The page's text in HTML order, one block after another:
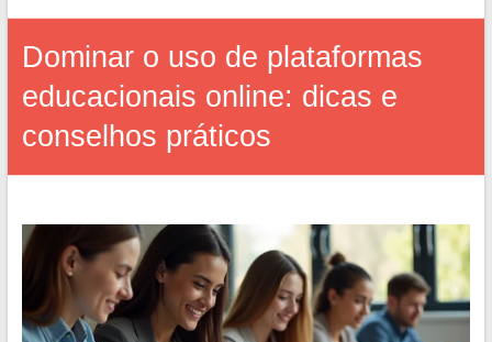
Dominar o uso de plataformas
educacionais online: dicas e
conselhos práticos